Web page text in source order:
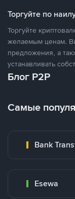
Торгуйте по
Торгуйте
желаемым ценам.
предложения, а
устанавливать
Блог P2P
Самые
Bank
Esewa